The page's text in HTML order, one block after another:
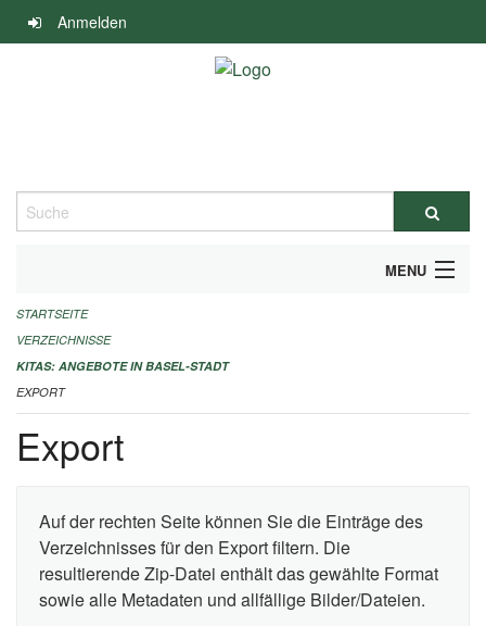
Navigation
überspringen
Anmelden
Suche
MENU
ALLGEMEINE INFORMATIONEN
IMPRESSUM
STARTSEITE
VERZEICHNISSE
KITAS: ANGEBOTE IN BASEL-STADT
EXPORT
Export
Auf der rechten Seite können Sie die Einträge des
Verzeichnisses für den Export filtern. Die
resultierende Zip-Datei enthält das gewählte Format
sowie alle Metadaten und allfällige Bilder/Dateien.